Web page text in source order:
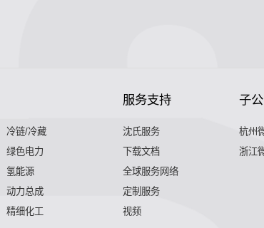
冷链/冷藏
绿色电力
氢能源
动力总成
精细化工
服务支持
沈氏服务
下载文档
全球服务网络
定制服务
视频
子
杭州
浙江